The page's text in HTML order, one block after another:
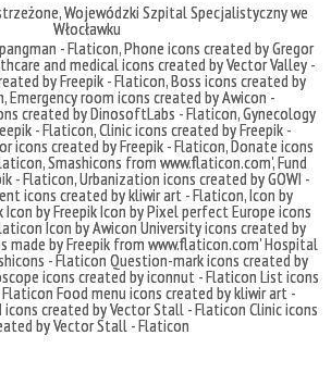
Wojewódzki Szpital Specjalistyczny we
Włocławku
- Flaticon,Phone icons created by Gregor
and medical icons created by Vector Valley -
by Freepik - Flaticon,Boss icons created by
,Emergency room icons created by Awicon -
created by DinosoftLabs - Flaticon,Gynecology
- Flaticon,Clinic icons created by Freepik -
icons created by Freepik - Flaticon,Donate icons
,Smashicons from www.flaticon.com',Fund
- Flaticon,Urbanization icons created by GOWI -
icons created by kliwir art - Flaticon,Icon by
Icon by FreepikIcon by Pixel perfectEurope icons
Icon by Awicon University icons created by
made byFreepik from www.flaticon.com'Hospital
- Flaticon Question-mark icons created by
icons created by iconnut - Flaticon List icons
Food menu icons created by kliwir art -
icons created by Vector Stall - Flaticon Clinic icons
by Vector Stall - Flaticon